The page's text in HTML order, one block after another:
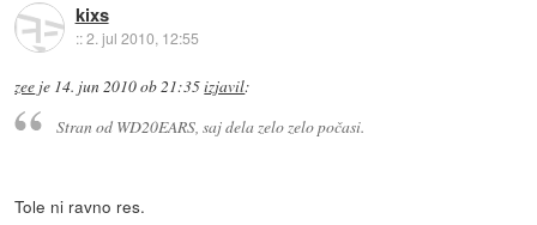
kixs
::2. jul 2010, 12:55
zee je 14. jun 2010 ob 21:35izjavil:
Stran od WD20EARS, saj dela zelo zelo počasi.
Tole ni ravno res.